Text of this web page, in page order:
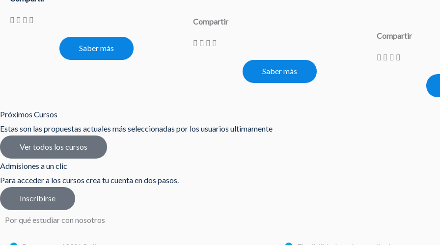
Saber más
Compartir
Saber más
Compartir
Próximos Cursos
Estas son las propuestas actuales más seleccionadas por los usuarios ultimamente
Ver todos los cursos
Admisiones a un clic
Para acceder a los cursos crea tu cuenta en dos pasos.
Inscribirse
Por qué estudiar con nosotros